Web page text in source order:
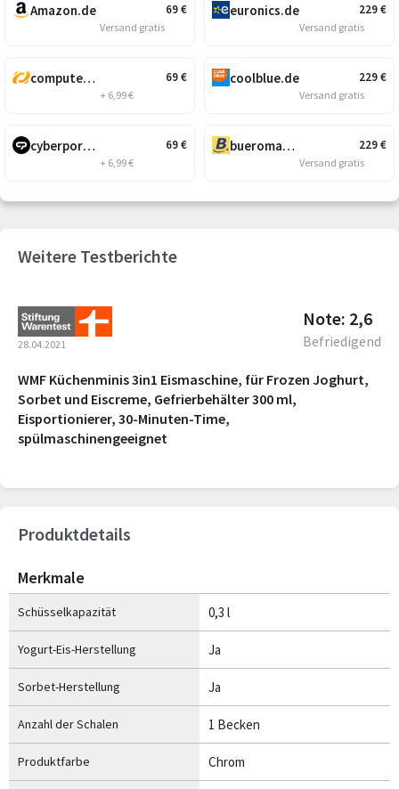
69€
Amazon.de
Versand gratis
69€
computeruniverse.net
+ 6,99 €
69€
cyberport.de
+ 6,99 €
229€
euronics.de
Versand gratis
229€
coolblue.de
Versand gratis
229€
bueromarkt-ag.de
Versand gratis
Weitere Testberichte
28.04.2021
Note: 2,6
Befriedigend
WMF Küchenminis 3in1 Eismaschine, für Frozen Joghurt,
Sorbet und Eiscreme, Gefrierbehälter 300 ml,
Eisportionierer, 30-Minuten-Time,
spülmaschinengeeignet
Produktdetails
Merkmale
Schüsselkapazität 0,3 l
Yogurt-Eis-Herstellung Ja
Sorbet-Herstellung Ja
Anzahl der Schalen 1 Becken
Produktfarbe Chrom